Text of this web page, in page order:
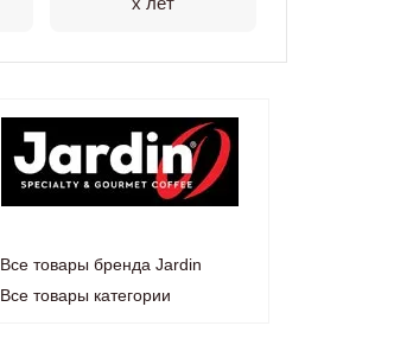
Все товары бренда Jardin
Все товары категории